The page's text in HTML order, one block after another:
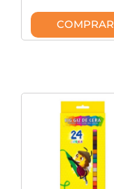
COMPRAR